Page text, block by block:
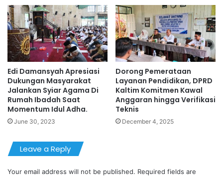
Edi Damansyah Apresiasi
Dukungan Masyarakat
Jalankan Syiar Agama Di
Rumah Ibadah Saat
Momentum Idul Adha.
June 30, 2023
Dorong Pemerataan
Layanan Pendidikan, DPRD
Kaltim Komitmen Kawal
Anggaran hingga Verifikasi
Teknis
December 4, 2025
Leave a Reply
Your email address will not be published. Required fields are